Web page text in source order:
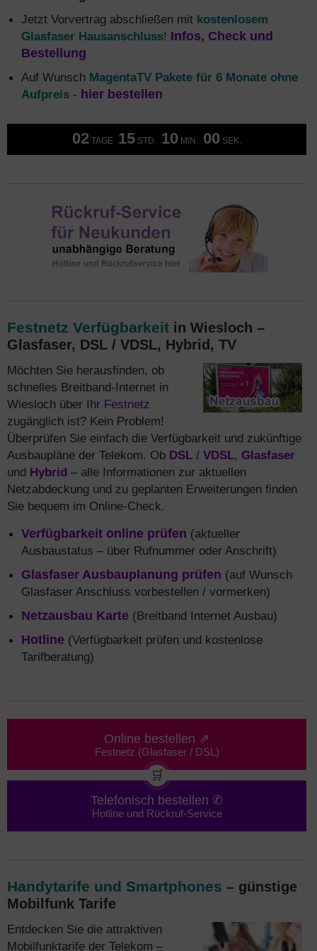
Jetzt Vorvertrag abschließen mit kostenlosem
Glasfaser Hausanschluss! Infos, Check und
Bestellung
Auf Wunsch MagentaTV Pakete für 6 Monate ohne
Aufpreis - hier bestellen
02 TAGE 15 STD. 09 MIN. 59 SEK.
Festnetz Verfügbarkeit in Wiesloch –
Glasfaser, DSL / VDSL, Hybrid, TV
Möchten Sie herausfinden, ob
schnelles Breitband-Internet in
Wiesloch über Ihr Festnetz
zugänglich ist? Kein Problem!
Überprüfen Sie einfach die Verfügbarkeit und zukünftige
Ausbaupläne der Telekom. Ob DSL / VDSL, Glasfaser
und Hybrid – alle Informationen zur aktuellen
Netzabdeckung und zu geplanten Erweiterungen finden
Sie bequem im Online-Check.
Verfügbarkeit online prüfen (aktueller
Ausbaustatus – über Rufnummer oder Anschrift)
Glasfaser Ausbauplanung prüfen (auf Wunsch
Glasfaser Anschluss vorbestellen / vormerken)
Netzausbau Karte (Breitband Internet Ausbau)
Hotline (Verfügbarkeit prüfen und kostenlose
Tarifberatung)
Online bestellen ⇗
Festnetz (Glasfaser / DSL)
🛒
Telefonisch bestellen ✆
Hotline und Rückruf-Service
Handytarife und Smartphones – günstige
Mobilfunk Tarife
Entdecken Sie die attraktiven
Mobilfunktarife der Telekom –